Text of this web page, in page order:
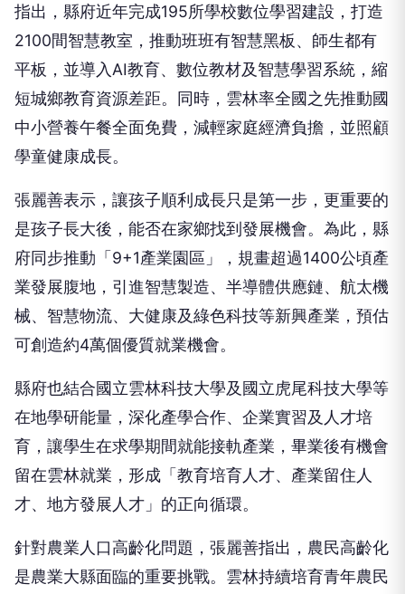
指出，縣府近年完成195所學校數位學習建設，打造
2100間智慧教室，推動班班有智慧黑板、師生都有
平板，並導入AI教育、數位教材及智慧學習系統，縮
短城鄉教育資源差距。同時，雲林率全國之先推動國
中小營養午餐全面免費，減輕家庭經濟負擔，並照顧
學童健康成長。
張麗善表示，讓孩子順利成長只是第一步，更重要的
是孩子長大後，能否在家鄉找到發展機會。為此，縣
府同步推動「9+1產業園區」，規畫超過1400公頃產
業發展腹地，引進智慧製造、半導體供應鏈、航太機
械、智慧物流、大健康及綠色科技等新興產業，預估
可創造約4萬個優質就業機會。
縣府也結合國立雲林科技大學及國立虎尾科技大學等
在地學研能量，深化產學合作、企業實習及人才培
育，讓學生在求學期間就能接軌產業，畢業後有機會
留在雲林就業，形成「教育培育人才、產業留住人
才、地方發展人才」的正向循環。
針對農業人口高齡化問題，張麗善指出，農民高齡化
是農業大縣面臨的重要挑戰。雲林持續培育青年農民